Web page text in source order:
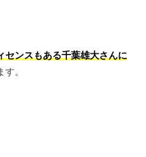
センスもある千葉雄大さんに
。